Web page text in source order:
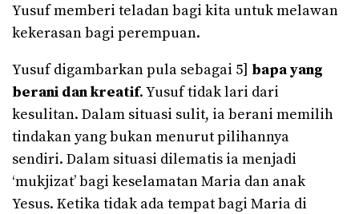
Yusuf memberi teladan bagi kita untuk melawan
kekerasan bagi perempuan.
Yusuf digambarkan pula sebagai 5] bapa yang
berani dan kreatif. Yusuf tidak lari dari
kesulitan. Dalam situasi sulit, ia berani memilih
tindakan yang bukan menurut pilihannya
sendiri. Dalam situasi dilematis ia menjadi
‘mukjizat’ bagi keselamatan Maria dan anak
Yesus. Ketika tidak ada tempat bagi Maria di